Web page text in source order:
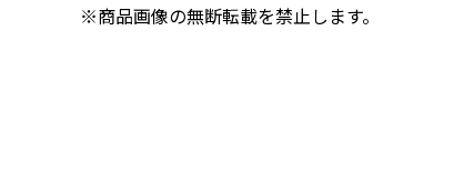
※商品画像の無断転載を禁止します。